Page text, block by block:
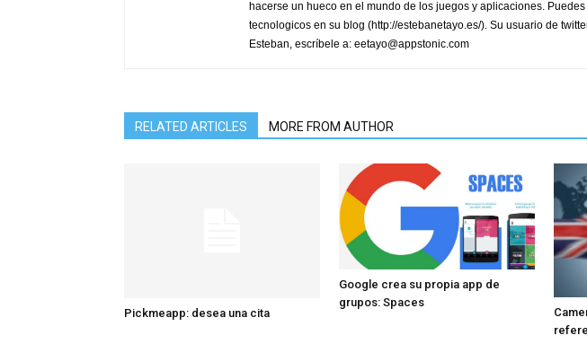
hacerse un hueco en el mundo de los juegos y aplicaciones.
tecnologicos en su blog (http://estebanetayo.es/). Su usuario de
Esteban, escríbele a: eetayo@appstonic.com
RELATED ARTICLES MORE FROM AUTHOR
Pickmeapp: desea una cita
Google crea su propia app de
grupos: Spaces